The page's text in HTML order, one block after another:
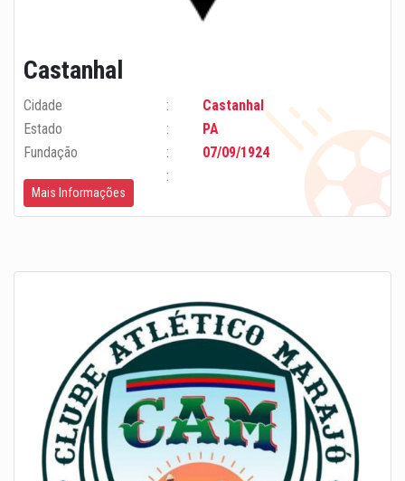
Castanhal
Cidade
Castanhal
Estado
PA
Fundação
07/09/1924
Mais Informações